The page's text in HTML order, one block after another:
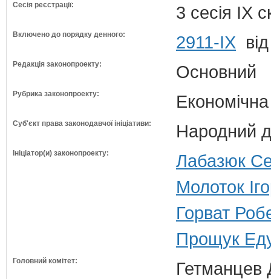
Сесія реєстрації: 3 сесія IX
Включено до порядку денного: 2911-ІХ
Редакція законопроекту: Основний
Рубрика законопроекту:
Суб'єкт права законодавчої ініціативи: Народний
Ініціатор(и) законопроекту:
Лабазюк
Молоток
Горват
Прощук
Головний комітет:
Гетманцев